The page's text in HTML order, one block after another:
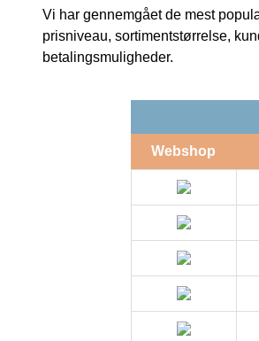
Vi har gennemgået de mest
prisniveau, sortimentstørrelse,
betalingsmuligheder.
Webshop